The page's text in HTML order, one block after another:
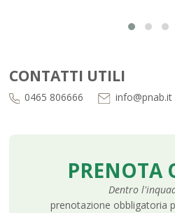
CONTATTI UTILI
0465 806666 info@pnab.it
PRENOTA
Dentro
prenotazione obbligatoria